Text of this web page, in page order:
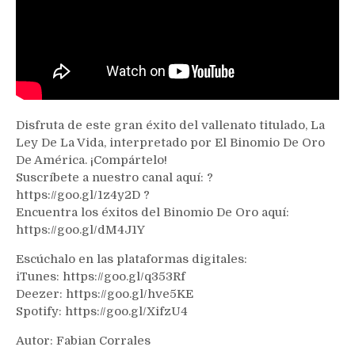
Disfruta de este gran éxito del vallenato titulado, La
Ley De La Vida, interpretado por El Binomio De Oro
De América. ¡Compártelo!
Suscríbete a nuestro canal aquí: ?
https://goo.gl/1z4y2D ?
Encuentra los éxitos del Binomio De Oro aquí:
https://goo.gl/dM4J1Y
Escúchalo en las plataformas digitales:
iTunes: https://goo.gl/q353Rf
Deezer: https://goo.gl/hve5KE
Spotify: https://goo.gl/XifzU4
Autor: Fabian Corrales